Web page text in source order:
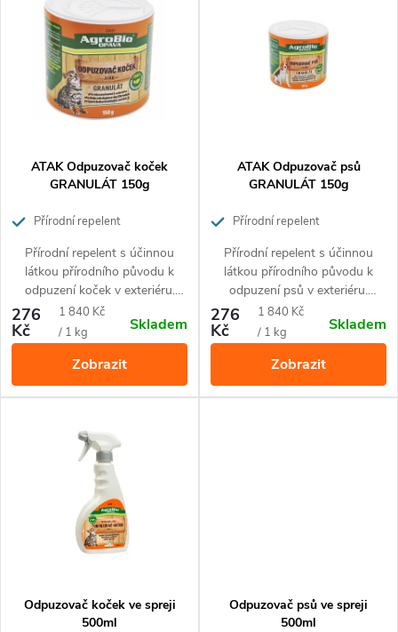
o
d
u
k
t
Nejprodávanější
Abecedně
r
o
d
u
k
ATAK Odpuzovač koček
GRANULÁT 150g
Přírodní repelent
Přírodní repelent s účinnou
látkou přírodního původu k
odpuzení koček v exteriéru.
Působí proti znečišťování
koček. Pro celoroční použití.
276
Kč
Měrná
cena:
1 840 Kč
/ 1 kg
Skladem
Zobrazit
ATAK Odpuzovač psů
GRANULÁT 150g
Přírodní repelent
Přírodní repelent s účinnou
látkou přírodního původu k
odpuzení psů v exteriéru.
Působí proti znečišťování psy.
Pro celoroční použití.
276
Kč
Měrná
cena:
1 840 Kč
/ 1 kg
Skladem
Zobrazit
Odpuzovač koček ve spreji
500ml
Odpuzovač psů ve spreji
500ml